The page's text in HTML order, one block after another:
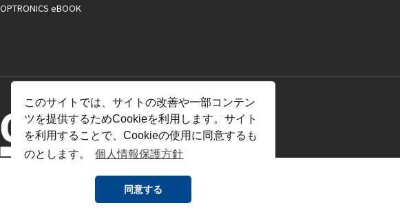
このサイトでは、サイトの改善や一部コンテン
ツを提供するためCookieを利用します。サイト
を利用することで、Cookieの使用に同意するも
のとします。
個人情報保護方針
同意する
OPTRONICS eBOOK